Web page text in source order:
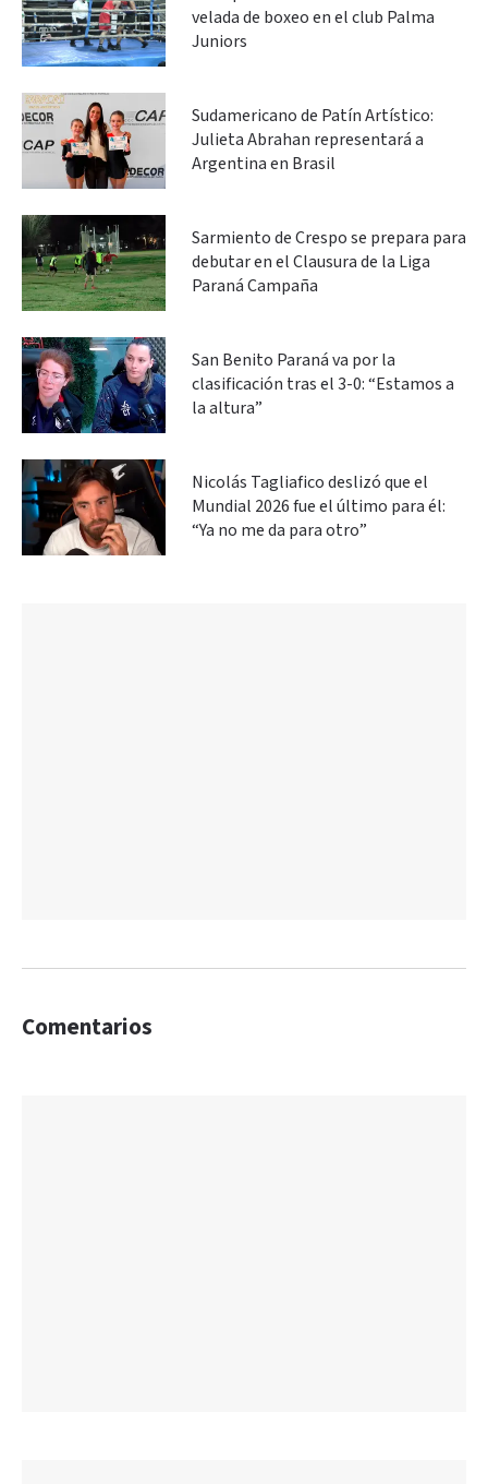
velada de boxeo en el club Palma
Juniors
Sudamericano de Patín Artístico:
Julieta Abrahan representará a
Argentina en Brasil
Sarmiento de Crespo se prepara para
debutar en el Clausura de la Liga
Paraná Campaña
San Benito Paraná va por la
clasificación tras el 3-0: “Estamos a
la altura”
Nicolás Tagliafico deslizó que el
Mundial 2026 fue el último para él:
“Ya no me da para otro”
Comentarios